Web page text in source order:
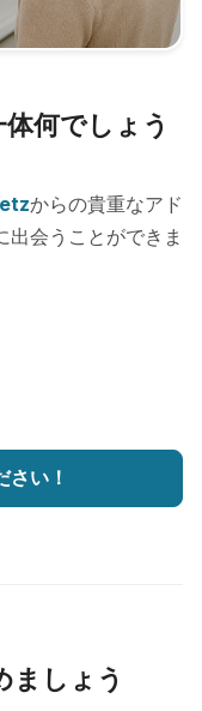
何でしょう
からの貴重なアド
会うことができま
さい！
ましょう